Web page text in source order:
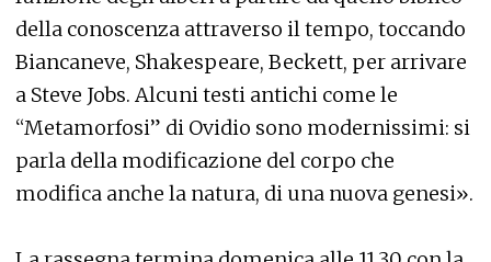
della conoscenza attraverso il tempo, toccando
Biancaneve, Shakespeare, Beckett, per arrivare
a Steve Jobs. Alcuni testi antichi come le
“Metamorfosi” di Ovidio sono modernissimi: si
parla della modificazione del corpo che
modifica anche la natura, di una nuova genesi».